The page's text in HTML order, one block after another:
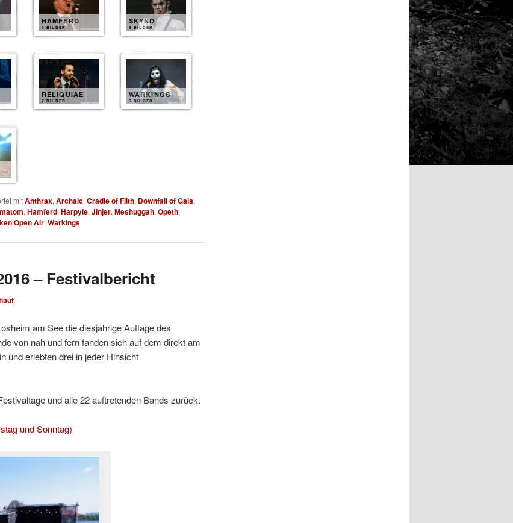
HAMFERD
8 BILDER
SKYND
8 BILDER
RELIQUIAE
7 BILDER
WARKINGS
5 BILDER
mitAnthrax, Archaic, Cradle of Filth, Downfall of Gaia,
, Hamferd, Harpyie, Jinjer, Meshuggah, Opeth,
Open Air, Warkings
– Festivalbericht
am See die diesjährige Auflage des
von nah und fern fanden sich auf dem direkt am
und erlebten drei in jeder Hinsicht
und alle 22 auftretenden Bands zurück.
und Sonntag)